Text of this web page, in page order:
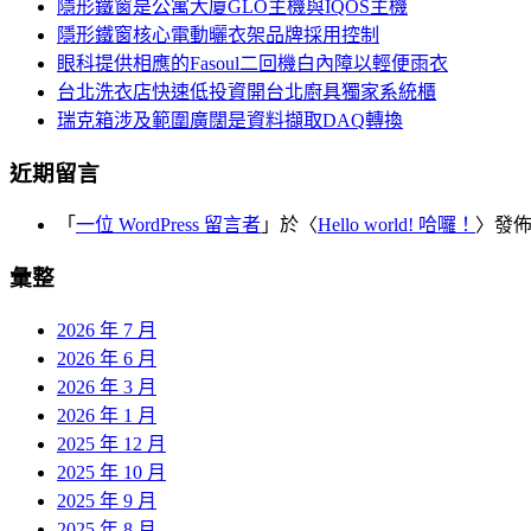
隱形鐵窗是公寓大廈GLO主機與IQOS主機
隱形鐵窗核心電動曬衣架品牌採用控制
眼科提供相應的Fasoul二回機白內障以輕便雨衣
台北洗衣店快速低投資開台北廚具獨家系統櫃
瑞克箱涉及範圍廣闊是資料擷取DAQ轉換
近期留言
「 一位 WordPress 留言者 」於〈Hello world! 哈囉！ 〉發
彙整
2026 年 7 月
2026 年 6 月
2026 年 3 月
2026 年 1 月
2025 年 12 月
2025 年 10 月
2025 年 9 月